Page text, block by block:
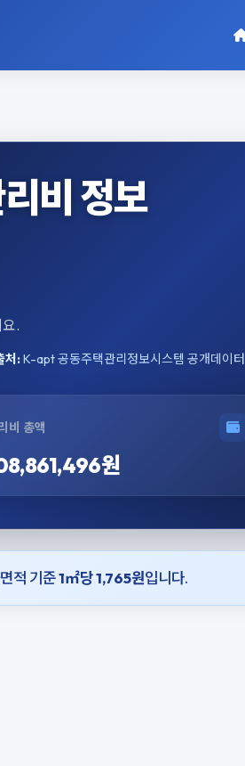
비 정보
.
처:K-apt 공동주택관리정보시스템 공개데이터
비 총액
원
적 기준1㎡당 1,765원입니다.